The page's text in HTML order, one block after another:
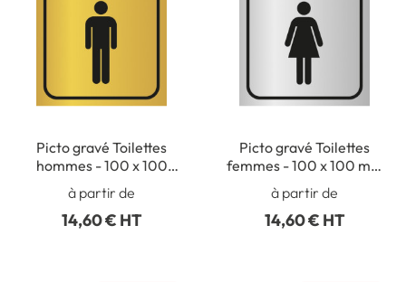
Picto gravé Toilettes
hommes - 100 x 100
mm - Gamme Métal
à partir de
14,60 € HT
Picto gravé Toilettes
femmes - 100 x 100 mm
- Gamme Métal
à partir de
14,60 € HT